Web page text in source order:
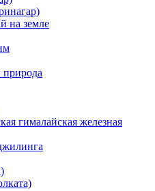
на земле
гималайская железная